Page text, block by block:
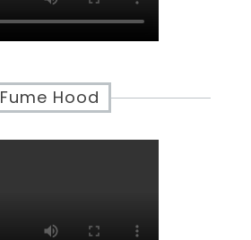
Fume Hood